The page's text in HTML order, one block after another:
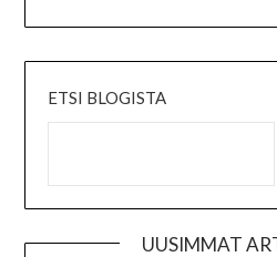
ETSI BLOGISTA
UUSIMMAT